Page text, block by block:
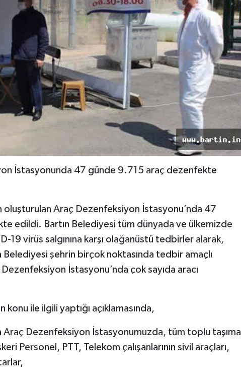
İstasyonunda 47 günde 9.715 araç dezenfekte
oluşturulan Araç Dezenfeksiyon İstasyonu’nda 47
edildi. Bartın Belediyesi tüm dünyada ve ülkemizde
19 virüs salgınına karşı olağanüstü tedbirler alarak,
Belediyesi şehrin birçok noktasında tedbir amaçlı
İstasyonu’nda çok sayıda aracı
konu ile ilgili yaptığı açıklamasında,
Dezenfeksiyon İstasyonumuzda, tüm toplu taşıma
Personel, PTT, Telekom çalışanlarının sivil araçları,